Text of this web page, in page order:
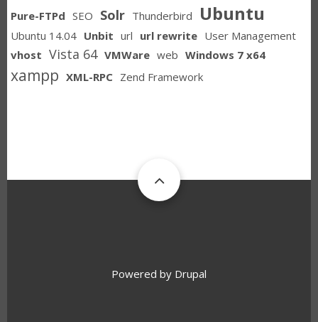
Pure-FTPd SEO Solr Thunderbird Ubuntu
Ubuntu 14.04 Unbit url url rewrite User Management
vhost Vista 64 VMWare web Windows 7 x64
xampp XML-RPC Zend Framework
Powered by Drupal